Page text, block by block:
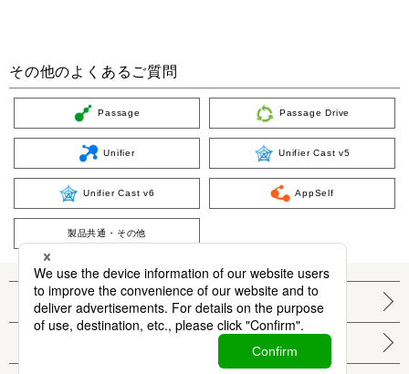
その他のよくあるご質問
Passage Passage Drive
Unifier Unifier Cast v5
Unifier Cast v6 AppSelf
製品共通・その他
個人情報保護方針